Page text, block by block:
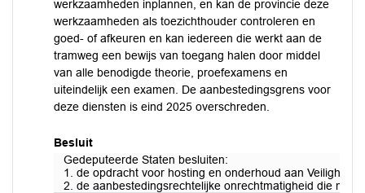
werkzaamheden inplannen, en kan de provincie deze
werkzaamheden als toezichthouder controleren en
goed- of afkeuren en kan iedereen die werkt aan de
tramweg een bewijs van toegang halen door middel
van alle benodigde theorie, proefexamens en
uiteindelijk een examen. De aanbestedingsgrens voor
deze diensten is eind 2025 overschreden.
Besluit
Gedeputeerde Staten besluiten:
1. de opdracht voor hosting en onderhoud aan
2. de aanbestedingsrechtelijke onrechtmatigheid die